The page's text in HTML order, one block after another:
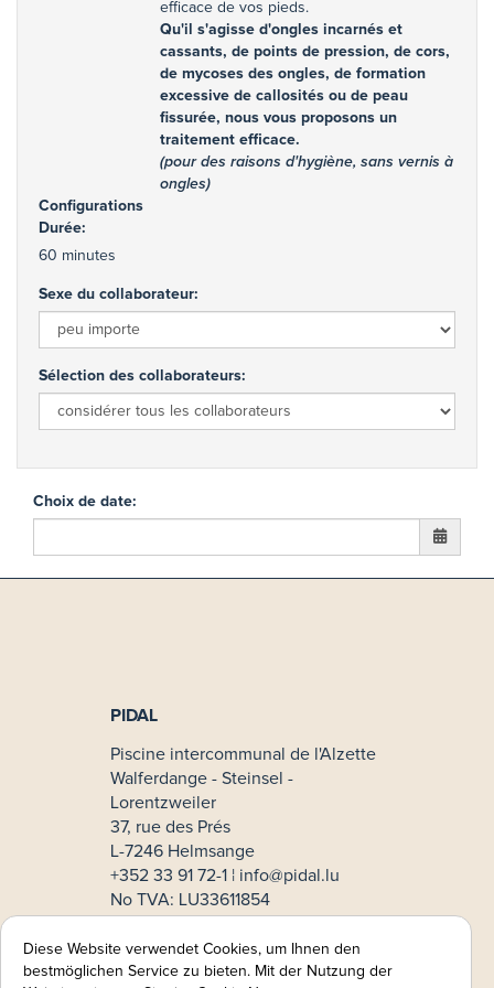
efficace de vos pieds.
Qu'il s'agisse d'ongles incarnés et
cassants, de points de pression, de cors,
de mycoses des ongles, de formation
excessive de callosités ou de peau
fissurée, nous vous proposons un
traitement efficace.
(pour des raisons d'hygiène, sans vernis à
ongles)
Configurations
Durée:
60 minutes
Sexe du collaborateur:
Sélection des collaborateurs:
Choix de date:
PIDAL
Piscine intercommunal de l'Alzette
Walferdange - Steinsel -
Lorentzweiler
37, rue des Prés
L-7246 Helmsange
+352 33 91 72-1 ¦ info@pidal.lu
No TVA: LU33611854
MasterCard
Diese Website verwendet Cookies, um Ihnen den
bestmöglichen Service zu bieten. Mit der Nutzung der